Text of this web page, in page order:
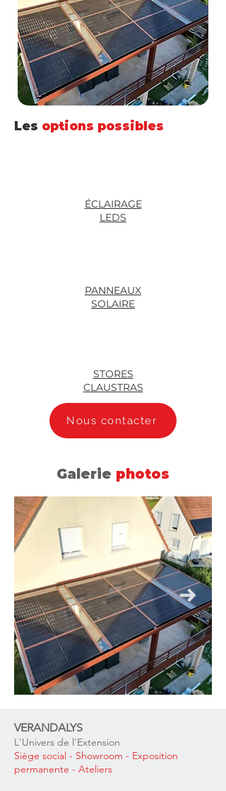
Les options possibles
ÉCLAIRAGE
LEDS
PANNEAUX
SOLAIRE
STORES
CLAUSTRAS
Nous contacter
Galerie photos
VERANDALYS
L'Univers de l'Extension
Siège social - Showroom - Exposition
permanente - Ateliers